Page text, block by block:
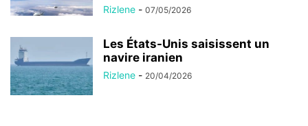
Rizlene - 07/05/2026
Les États-Unis saisissent un
navire iranien
Rizlene - 20/04/2026